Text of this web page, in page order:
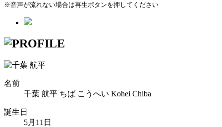
※音声が流れない場合は再生ボタンを押してください
名前
千葉 航平 ちば こうへい Kohei Chiba
誕生日
5月11日